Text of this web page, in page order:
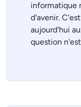
informatique
d'avenir.
aujourd'hui
question